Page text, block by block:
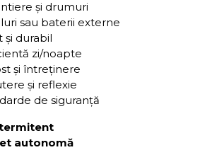
și drumuri
sau baterii externe
și durabil
zi/noapte
și întreținere
și reflexie
de siguranță
autonomă